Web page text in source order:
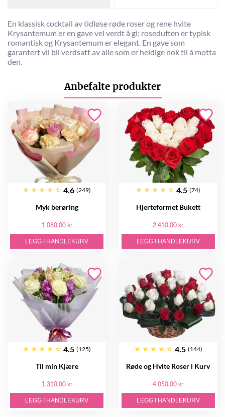
En klassisk cocktail av tidløse røde roser og rene hvite
Krysantemum er en gave vel verdt å gi; roseduften er typisk
romantisk og Krysantemum er elegant. En gave som
garantert vil bli verdsatt av alle som er heldige nok til å motta
den.
Anbefalte produkter
4.6 (249)
Myk berøring
1 060.00 kr
LEGG I HANDLEKURV
4.5 (74)
Hjerteformet Bukett
2 410.00 kr
LEGG I HANDLEKURV
4.5 (125)
Til min Kjære
1 310.00 kr
LEGG I HANDLEKURV
4.5 (144)
Røde og Hvite Roser i Kurv
4 050.00 kr
LEGG I HANDLEKURV